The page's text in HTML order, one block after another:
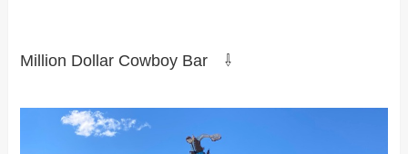
Million Dollar Cowboy Bar ⇩